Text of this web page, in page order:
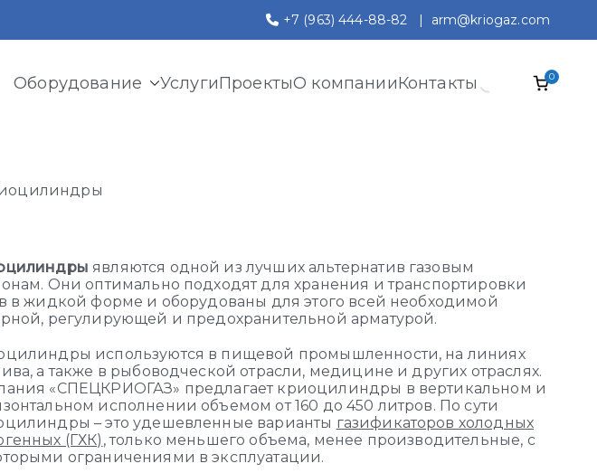
+7 (963) 444-88-82 | arm@kriogaz.com
рамп, моноблоков
Оборудование УслугиПроектыО компанииКонтакты 0
являются одной из лучших альтернатив газовым
Они оптимально подходят для хранения и транспортировки
в жидкой форме и оборудованы для этого всей необходимой
регулирующей и предохранительной арматурой.
используются в пищевой промышленности, на линиях
а также в рыбоводческой отрасли, медицине и других отраслях.
«СПЕЦКРИОГАЗ» предлагает криоцилиндры в вертикальном и
исполнении объемом от 160 до 450 литров. По сути
– это удешевленные варианты газификаторов холодных
(ГХК) , только меньшего объема, менее производительные, с
ограничениями в эксплуатации.